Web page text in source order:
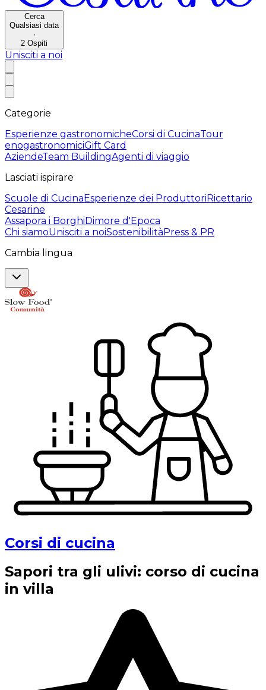
Cerca
Qualsiasi data
·
2 Ospiti
Unisciti a noi
Categorie
Esperienze gastronomicheCorsi di CucinaTour
enogastronomiciGift Card
AziendeTeam BuildingAgenti di viaggio
Lasciati ispirare
Scuole di CucinaEsperienze dei ProduttoriRicettario
Cesarine
Assapora i BorghiDimore d'Epoca
Chi siamoUnisciti a noiSostenibilitàPress & PR
Cambia lingua
Corsi di cucina
Sapori tra gli ulivi: corso di cucina
in villa